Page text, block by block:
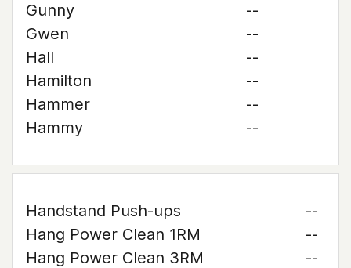
Gunny
--
Gwen
--
Hall
--
Hamilton
--
Hammer
--
Hammy
--
Handstand Push-ups
--
Hang Power Clean 1RM
--
Hang Power Clean 3RM
--